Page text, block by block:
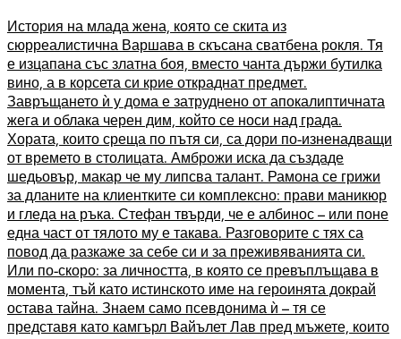
История на млада жена, която се скита из
сюрреалистична Варшава в скъсана сватбена рокля. Тя
е изцапана със златна боя, вместо чанта държи бутилка
вино, а в корсета си крие откраднат предмет.
Завръщането ѝ у дома е затруднено от апокалиптичната
жега и облака черен дим, който се носи над града.
Хората, които среща по пътя си, са дори по-изненадващи
от времето в столицата. Амброжи иска да създаде
шедьовър, макар че му липсва талант. Рамона се грижи
за дланите на клиентките си комплексно: прави маникюр
и гледа на ръка. Стефан твърди, че е албинос – или поне
една част от тялото му е такава. Разговорите с тях са
повод да разкаже за себе си и за преживяванията си.
Или по-скоро: за личността, в която се превъплъщава в
момента, тъй като истинското име на героинята докрай
остава тайна. Знаем само псевдонима ѝ – тя се
представя като камгърл Вайълет Лав пред мъжете, които